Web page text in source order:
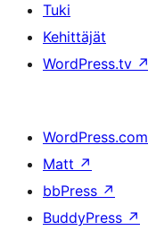
Tuki
Kehittäjät
WordPress.tv ↗
WordPress.com
Matt ↗
bbPress ↗
BuddyPress ↗